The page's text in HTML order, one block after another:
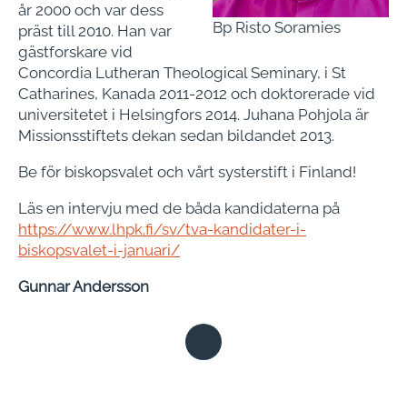
Bp Risto Soramies
år 2000 och var dess
präst till 2010. Han var
gästforskare vid
Concordia Lutheran Theological Seminary, i St
Catharines, Kanada 2011-2012 och doktorerade vid
universitetet i Helsingfors 2014. Juhana Pohjola är
Missionsstiftets dekan sedan bildandet 2013.
Be för biskopsvalet och vårt systerstift i Finland!
Läs en intervju med de båda kandidaterna på
https://www.lhpk.fi/sv/tva-kandidater-i-
biskopsvalet-i-januari/
Gunnar Andersson